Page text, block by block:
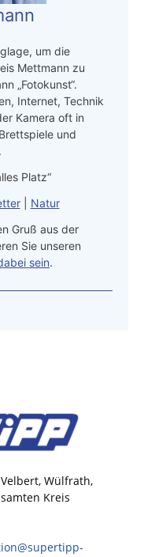
um die
Mettmann zu
„Fotokunst“.
Internet, Technik
Kamera oft in
und
Platz“
| Natur
Gruß aus der
Sie unseren
sein.
Wülfrath,
Kreis